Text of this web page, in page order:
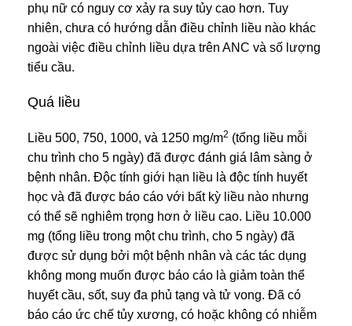
phụ nữ có nguy cơ xảy ra suy tủy cao hơn. Tuy
nhiên, chưa có hướng dẫn điều chỉnh liều nào khác
ngoài việc điều chỉnh liều dựa trên ANC và số lượng
tiểu cầu.
Quá liều
Liều 500, 750, 1000, và 1250 mg/m2 (tổng liều mỗi
chu trình cho 5 ngày) đã được đánh giá lâm sàng ở
bệnh nhân. Độc tính giới hạn liều là độc tính huyết
học và đã được báo cáo với bất kỳ liều nào nhưng
có thể sẽ nghiêm trọng hơn ở liều cao. Liều 10.000
mg (tổng liều trong một chu trình, cho 5 ngày) đã
được sử dụng bởi một bệnh nhân và các tác dụng
không mong muốn được báo cáo là giảm toàn thể
huyết cầu, sốt, suy đa phủ tạng và tử vong. Đã có
báo cáo ức chế tủy xương, có hoặc không có nhiễm